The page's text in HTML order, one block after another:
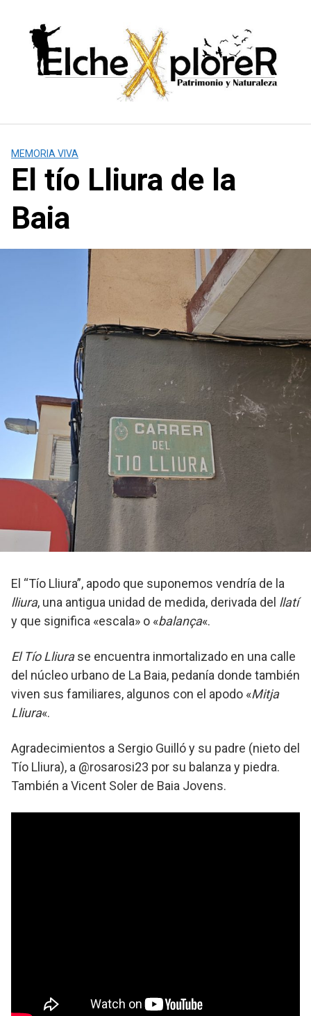
contenido
MEMORIA VIVA
El tío Lliura de la
Baia
El “Tío Lliura”, apodo que suponemos vendría de la
lliura, una antigua unidad de medida, derivada del llatí
y que significa «escala» o «balança«.
El Tío Lliurase encuentra inmortalizado en una calle
del núcleo urbano de La Baia, pedanía donde también
viven sus familiares, algunos con el apodo «Mitja
Lliura«.
Agradecimientos a Sergio Guilló y su padre (nieto del
Tío Lliura), a @rosarosi23 por su balanza y piedra.
También a Vicent Soler de Baia Jovens.